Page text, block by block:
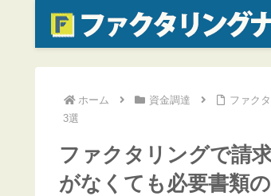
ホーム 資金調達
ファク
3選
ファクタリングで請
がなくても必要書類